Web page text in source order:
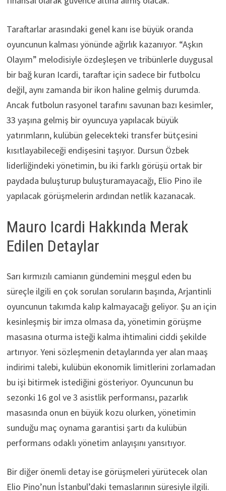
Taraftarlar arasındaki genel kanı ise büyük oranda
oyuncunun kalması yönünde ağırlık kazanıyor. “Aşkın
Olayım” melodisiyle özdeşleşen ve tribünlerle duygusal
bir bağ kuran Icardi, taraftar için sadece bir futbolcu
değil, aynı zamanda bir ikon haline gelmiş durumda.
Ancak futbolun rasyonel tarafını savunan bazı kesimler,
33 yaşına gelmiş bir oyuncuya yapılacak büyük
yatırımların, kulübün gelecekteki transfer bütçesini
kısıtlayabileceği endişesini taşıyor. Dursun Özbek
liderliğindeki yönetimin, bu iki farklı görüşü ortak bir
paydada buluşturup buluşturamayacağı, Elio Pino ile
yapılacak görüşmelerin ardından netlik kazanacak.
Mauro Icardi Hakkında Merak
Edilen Detaylar
Sarı kırmızılı camianın gündemini meşgul eden bu
süreçle ilgili en çok sorulan soruların başında, Arjantinli
oyuncunun takımda kalıp kalmayacağı geliyor. Şu an için
kesinleşmiş bir imza olmasa da, yönetimin görüşme
masasına oturma isteği kalma ihtimalini ciddi şekilde
artırıyor. Yeni sözleşmenin detaylarında yer alan maaş
indirimi talebi, kulübün ekonomik limitlerini zorlamadan
bu işi bitirmek istediğini gösteriyor. Oyuncunun bu
sezonki 16 gol ve 3 asistlik performansı, pazarlık
masasında onun en büyük kozu olurken, yönetimin
sunduğu maç oynama garantisi şartı da kulübün
performans odaklı yönetim anlayışını yansıtıyor.
Bir diğer önemli detay ise görüşmeleri yürütecek olan
Elio Pino’nun İstanbul’daki temaslarının süresiyle ilgili.